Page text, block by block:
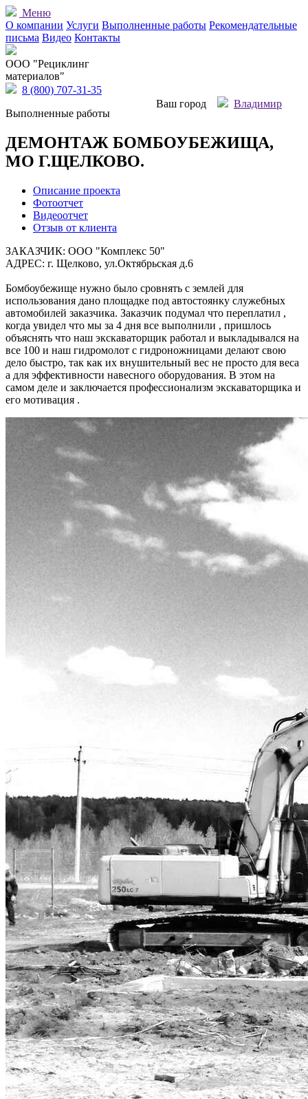
Меню
О компании Услуги Выполненные работы Рекомендательные
письма Видео Контакты
OOO "Рециклинг
материалов"
8 (800) 707-31-35
Ваш город
Владимир
Выполненные работы
ДЕМОНТАЖ БОМБОУБЕЖИЩА,
МО Г.ЩЕЛКОВО.
Описание проекта
Фотоотчет
Видеоотчет
Отзыв от клиента
ЗАКАЗЧИК: ООО "Комплекс 50"
АДРЕС: г. Щелково, ул.Октябрьская д.6
Бомбоубежище нужно было сровнять с землей для
использования дано площадке под автостоянку служебных
автомобилей заказчика. Заказчик подумал что переплатил ,
когда увидел что мы за 4 дня все выполнили , пришлось
объяснять что наш экскаваторщик работал и выкладывался на
все 100 и наш гидромолот с гидроножницами делают свою
дело быстро, так как их внушительный вес не просто для веса
а для эффективности навесного оборудования. В этом на
самом деле и заключается профессионализм экскаваторщика и
его мотивация .